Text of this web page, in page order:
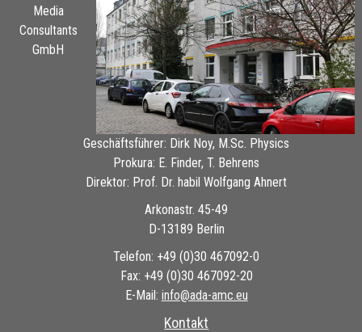
Media
Consultants
GmbH
Geschäftsführer: Dirk Noy, M.Sc. Physics
Prokura: E. Finder, T. Behrens
Direktor: Prof. Dr. habil Wolfgang Ahnert
Arkonastr. 45-49
D-13189 Berlin
Telefon: +49 (0)30 467092-0
Fax: +49 (0)30 467092-20
E-Mail: ue.cma-ada@ofni
Kontakt